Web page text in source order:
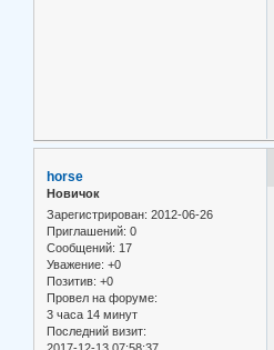
horse
Новичок
Зарегистрирован: 2012-06-26
Приглашений: 0
Сообщений: 17
Уважение: +0
Позитив: +0
Провел на форуме:
3 часа 14 минут
Последний визит: